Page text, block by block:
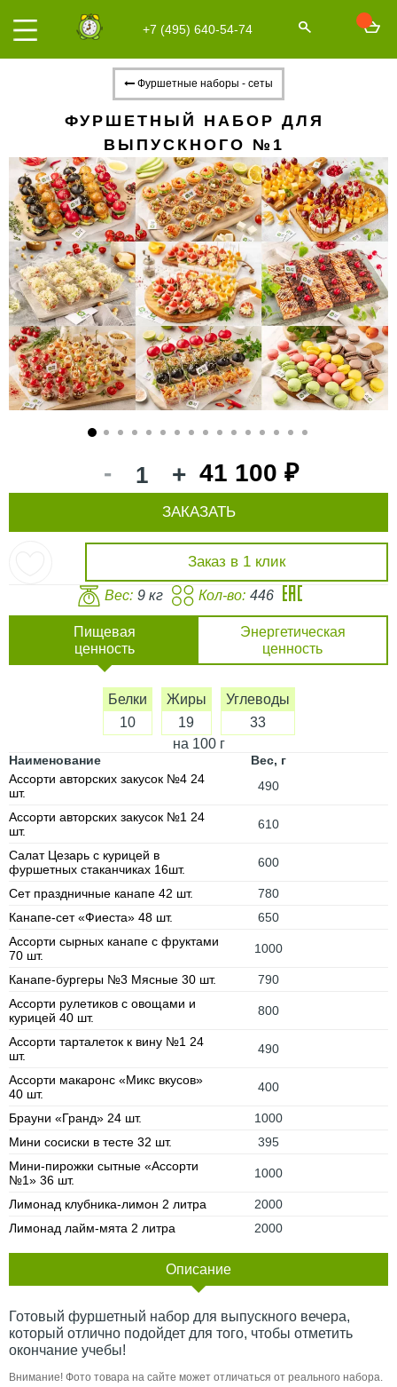
+7 (495) 640-54-74
Фуршетные наборы - сеты
ФУРШЕТНЫЙ НАБОР ДЛЯ
ВЫПУСКНОГО №1
- + 41 100 ₽
Заказ в 1 клик
ЗАКАЗАТЬ
Вес: 9 кг Кол-во: 446
Пищевая
ценность
Энергетическая
ценность
Белки
10
Жиры
19
Углеводы
33
на 100 г
Наименование
Вес, г
Ассорти авторских закусок №4 24
шт.
490
Ассорти авторских закусок №1 24
шт.
610
Салат Цезарь с курицей в
фуршетных стаканчиках 16шт.
600
Сет праздничные канапе 42 шт.
780
Канапе-сет «Фиеста» 48 шт.
650
Ассорти сырных канапе с фруктами
70 шт.
1000
Канапе-бургеры №3 Мясные 30 шт.
790
Ассорти рулетиков с овощами и
курицей 40 шт.
800
Ассорти тарталеток к вину №1 24
шт.
490
Ассорти макаронс «Микс вкусов»
40 шт.
400
Брауни «Гранд» 24 шт.
1000
Мини сосиски в тесте 32 шт.
395
Мини-пирожки сытные «Ассорти
№1» 36 шт.
1000
Лимонад клубника-лимон 2 литра
2000
Лимонад лайм-мята 2 литра
2000
Описание
Готовый фуршетный набор для выпускного вечера,
который отлично подойдет для того, чтобы отметить
окончание учебы!
Внимание! Фото товара на сайте может отличаться от реального набора.